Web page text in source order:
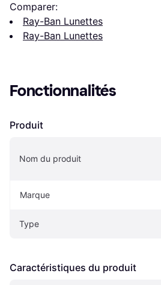
Comparer:
Ray-Ban Lunettes
Ray-Ban Lunettes
Fonctionnalités
Produit
Nom du produit
Marque
Type
Caractéristiques du produit